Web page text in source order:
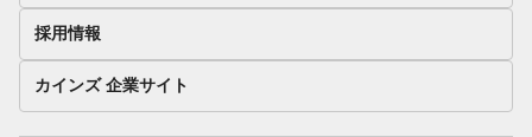
採用情報
カインズ 企業サイト